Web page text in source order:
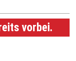
vorbei.